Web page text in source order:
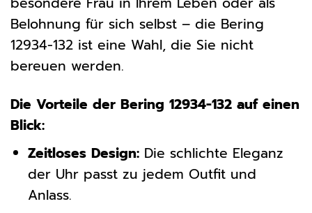
Belohnung für sich selbst – die Bering
12934-132 ist eine Wahl, die Sie nicht
bereuen werden.
Die Vorteile der Bering 12934-132 auf einen
Blick:
Zeitloses Design:Die schlichte Eleganz
der Uhr passt zu jedem Outfit und
Anlass.